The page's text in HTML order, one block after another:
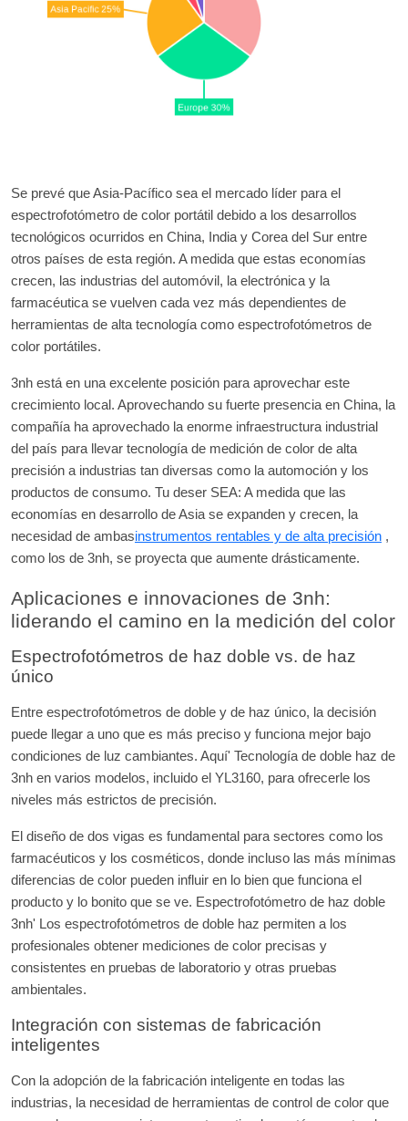
Se prevé que Asia-Pacífico sea el mercado líder para el
espectrofotómetro de color portátil debido a los desarrollos
tecnológicos ocurridos en China, India y Corea del Sur entre
otros países de esta región. A medida que estas economías
crecen, las industrias del automóvil, la electrónica y la
farmacéutica se vuelven cada vez más dependientes de
herramientas de alta tecnología como espectrofotómetros de
color portátiles.
3nh está en una excelente posición para aprovechar este
crecimiento local. Aprovechando su fuerte presencia en China, la
compañía ha aprovechado la enorme infraestructura industrial
del país para llevar tecnología de medición de color de alta
precisión a industrias tan diversas como la automoción y los
productos de consumo. Tu deser SEA: A medida que las
economías en desarrollo de Asia se expanden y crecen, la
necesidad de ambasinstrumentos rentables y de alta precisión ,
como los de 3nh, se proyecta que aumente drásticamente.
Aplicaciones e innovaciones de 3nh:
liderando el camino en la medición del color
Espectrofotómetros de haz doble vs. de haz
único
Entre espectrofotómetros de doble y de haz único, la decisión
puede llegar a uno que es más preciso y funciona mejor bajo
condiciones de luz cambiantes. Aquí' Tecnología de doble haz de
3nh en varios modelos, incluido el YL3160, para ofrecerle los
niveles más estrictos de precisión.
El diseño de dos vigas es fundamental para sectores como los
farmacéuticos y los cosméticos, donde incluso las más mínimas
diferencias de color pueden influir en lo bien que funciona el
producto y lo bonito que se ve. Espectrofotómetro de haz doble
3nh' Los espectrofotómetros de doble haz permiten a los
profesionales obtener mediciones de color precisas y
consistentes en pruebas de laboratorio y otras pruebas
ambientales.
Integración con sistemas de fabricación
inteligentes
Con la adopción de la fabricación inteligente en todas las
industrias, la necesidad de herramientas de control de color que